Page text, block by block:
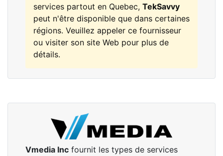
services partout en Quebec, TekSavvy
peut n'être disponible que dans certaines
régions. Veuillez appeler ce fournisseur
ou visiter son site Web pour plus de
détails.
Vmedia Inc fournit les types de services